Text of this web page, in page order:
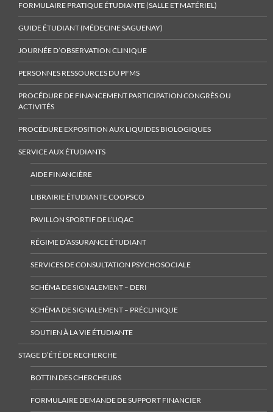
FORMULAIRE PRATIQUE ÉTUDIANTE (SALLE ET MATÉRIEL)
GUIDE ÉTUDIANT (MÉDECINE SAGUENAY)
JOURNÉE D’OBSERVATION CLINIQUE
PERSONNES RESSOURCES DU PFMS
PROCÉDURE DE FINANCEMENT PARTICIPATION CONGRÈS OU
ACTIVITÉS
PROCÉDURE EXPOSITION AUX LIQUIDES BIOLOGIQUES
SERVICE AUX ÉTUDIANTS
AIDE FINANCIÈRE
LIBRAIRIE ÉTUDIANTE COOPSCO
PAVILLON SPORTIF DE L’UQAC
RÉGIME D’ASSURANCE ÉTUDIANT
SERVICES DE CONSULTATION PSYCHOSOCIALE
SCHÉMA DE SIGNALEMENT – DERI
SCHÉMA DE SIGNALEMENT – PRÉCLINIQUE
SOUTIEN À LA VIE ÉTUDIANTE
STAGE D’ÉTÉ DE RECHERCHE
BOTTIN DES CHERCHEURS
FORMULAIRE DEMANDE DE SUPPORT FINANCIER